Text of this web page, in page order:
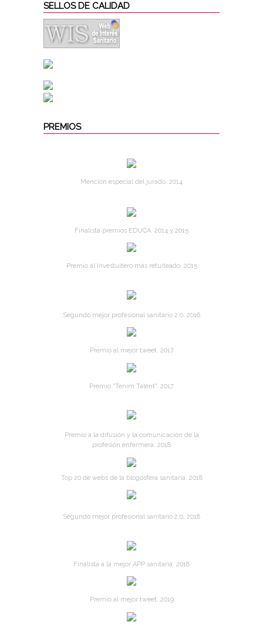
SELLOS DE CALIDAD
PREMIOS
Mención especial del jurado. 2014
Finalista premios EDUCA. 2014 y 2015
Premio al Investuitero más retuiteado. 2015
Segundo mejor profesional sanitario 2.0. 2016
Premio al mejor tweet. 2017
Premio "Tenim Talent". 2017
Premio a la difusión y la comunicación de la
profesión enfermera. 2018
Top 20 de webs de la blogosfera sanitaria. 2018
Segundo mejor profesional sanitario 2.0. 2018
Finalista a la mejor APP sanitaria. 2018
Premio al mejor tweet. 2019